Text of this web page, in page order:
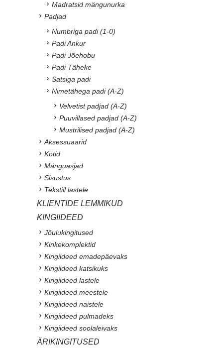
Madratsid mängunurka
Padjad
Numbriga padi (1-0)
Padi Ankur
Padi Jõehobu
Padi Täheke
Satsiga padi
Nimetähega padi (A-Z)
Velvetist padjad (A-Z)
Puuvillased padjad (A-Z)
Mustrilised padjad (A-Z)
Aksessuaarid
Kotid
Mänguasjad
Sisustus
Tekstiil lastele
KLIENTIDE LEMMIKUD
KINGIIDEED
Jõulukingitused
Kinkekomplektid
Kingiideed emadepäevaks
Kingiideed katsikuks
Kingiideed lastele
Kingiideed meestele
Kingiideed naistele
Kingiideed pulmadeks
Kingiideed soolaleivaks
ÄRIKINGITUSED